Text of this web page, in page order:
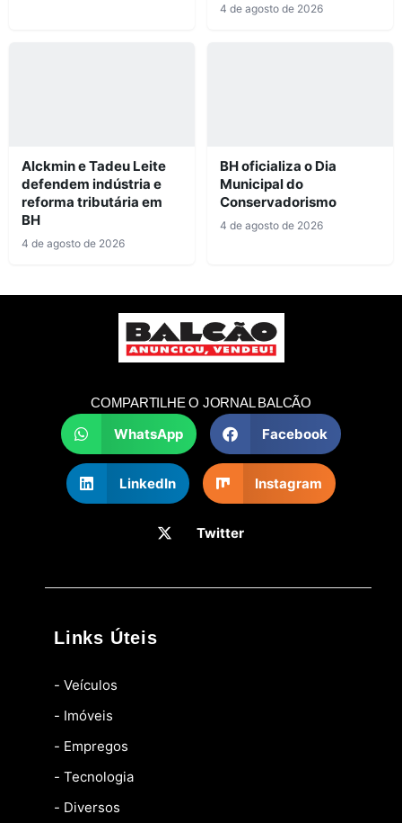
4 de agosto de 2026
Alckmin e Tadeu Leite
defendem indústria e
reforma tributária em
BH
4 de agosto de 2026
BH oficializa o Dia
Municipal do
Conservadorismo
4 de agosto de 2026
COMPARTILHE O JORNAL BALCÃO
WhatsApp Facebook
LinkedIn Instagram
Twitter
Links Úteis
- Veículos
- Imóveis
- Empregos
- Tecnologia
- Diversos